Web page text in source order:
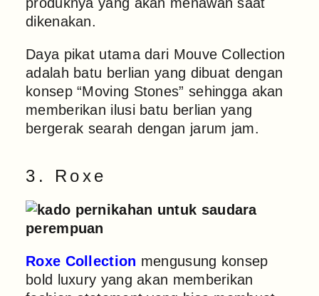
dikenakan.
Daya pikat utama dari Mouve Collection
adalah batu berlian yang dibuat dengan
konsep “Moving Stones” sehingga akan
memberikan ilusi batu berlian yang
bergerak searah dengan jarum jam.
3. Roxe
Roxe Collection mengusung konsep
bold luxury yang akan memberikan